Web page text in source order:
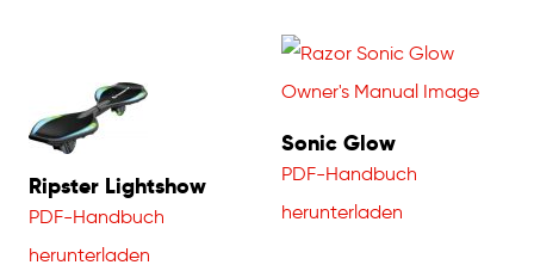
Ripster Lightshow
PDF-Handbuch
herunterladen
Sonic Glow
PDF-Handbuch
herunterladen